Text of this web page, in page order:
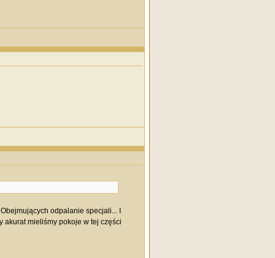
odpalanie specjali... I
akurat mieliśmy pokoje w tej części